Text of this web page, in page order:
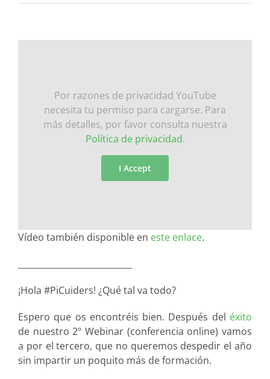
Por razones de privacidad YouTube
necesita tu permiso para cargarse. Para
más detalles, por favor consulta nuestra
Política de privacidad.
I Accept
Vídeo también disponible en este enlace.
¡Hola #PiCuiders! ¿Qué tal va todo?
Espero que os encontréis bien. Después del éxito
de nuestro 2º Webinar (conferencia online) vamos
a por el tercero, que no queremos despedir el año
sin impartir un poquito más de formación.